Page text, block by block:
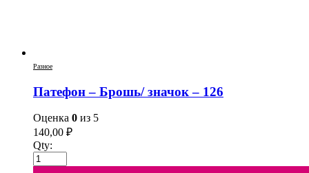
Разное
Патефон – Брошь/ значок – 126
Оценка 0 из 5
140,00 ₽
Qty: